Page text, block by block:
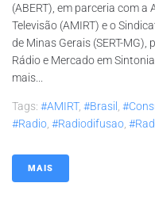
(ABERT), em parceria com a
Televisão (AMIRT) e o
de Minas Gerais (SERT-
Rádio e Mercado em
mais...
Tags: #AMIRT, #brasil
#radio #radiodifusao
MAIS